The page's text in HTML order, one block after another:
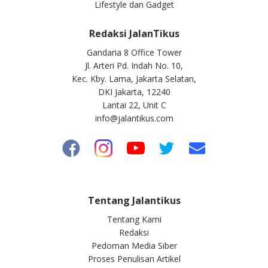
Lifestyle dan Gadget
Redaksi JalanTikus
Gandaria 8 Office Tower
Jl. Arteri Pd. Indah No. 10,
Kec. Kby. Lama, Jakarta Selatan,
DKI Jakarta, 12240
Lantai 22, Unit C
info@jalantikus.com
Tentang Jalantikus
Tentang Kami
Redaksi
Pedoman Media Siber
Proses Penulisan Artikel